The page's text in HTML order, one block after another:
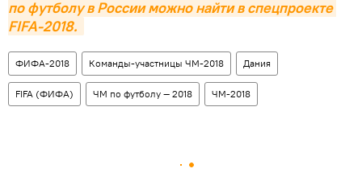
по футболу в России можно найти в спецпроекте
FIFA-2018.
ФИФА-2018 Команды-участницы ЧМ-2018 Дания
FIFA (ФИФА) ЧМ по футболу — 2018 ЧМ-2018